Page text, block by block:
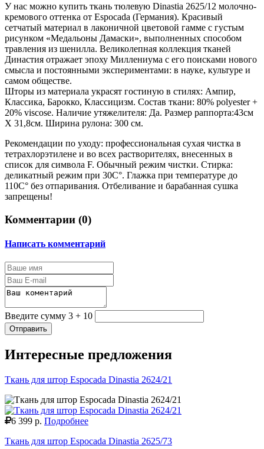
У нас можно купить ткань тюлевую Dinastia 2625/12 молочно-
кремового оттенка от Espocada (Германия). Красивый
сетчатый материал в лаконичной цветовой гамме с густым
рисунком «Медальоны Дамаски», выполненных способом
травления из шенилла. Великолепная коллекция тканей
Династия отражает эпоху Миллениума с его поисками нового
смысла и постоянными экспериментами: в науке, культуре и
самом обществе.
Шторы из материала украсят гостиную в стилях: Ампир,
Классика, Барокко, Классицизм. Состав ткани: 80% polyester +
20% viscose. Наличие утяжелителя: Да. Размер раппорта:43см
Х 31,8см. Ширина рулона: 300 см.
Рекомендации по уходу: профессиональная сухая чистка в
тетрахлорэтилене и во всех растворителях, внесенных в
список для символа F. Обычный режим чистки. Стирка:
деликатный режим при 30С°. Глажка при температуре до
110С° без отпаривания. Отбеливание и барабанная сушка
запрещены!
Комментарии (0)
Написать комментарий
Введите сумму 3 + 10
Отправить
Интересные предложения
Ткань для штор Espocada Dinastia 2624/21
6 399 р. Подробнее
Ткань для штор Espocada Dinastia 2625/73